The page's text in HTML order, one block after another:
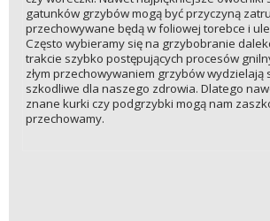
gatunków grzybów mogą być przyczyną
przechowywane będą w foliowej torebce i
Często wybieramy się na grzybobranie
trakcie szybko postępujących procesów
złym przechowywaniem grzybów wydzielają
szkodliwe dla naszego zdrowia. Dlatego
znane kurki czy podgrzybki mogą nam
przechowamy.